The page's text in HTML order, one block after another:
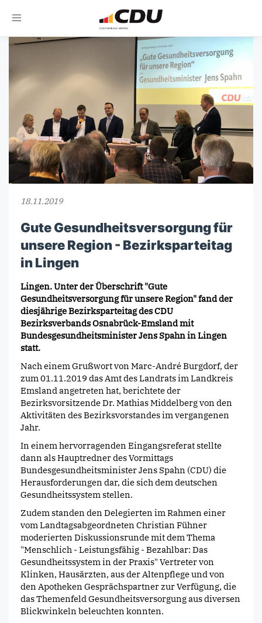
Toggle
18.11.2019
Gute Gesundheitsversorgung für
unsere Region - Bezirksparteitag
in Lingen
Lingen. Unter der Überschrift "Gute
Gesundheitsversorgung für unsere Region" fand der
diesjährige Bezirksparteitag des CDU
Bezirksverbands Osnabrück-Emsland mit
Bundesgesundheitsminister Jens Spahn in Lingen
statt.
Nach einem Grußwort von Marc-André Burgdorf, der
zum 01.11.2019 das Amt des Landrats im Landkreis
Emsland angetreten hat, berichtete der
Bezirksvorsitzende Dr. Mathias Middelberg von den
Aktivitäten des Bezirksvorstandes im vergangenen
Jahr.
In einem hervorragenden Eingangsreferat stellte
dann als Hauptredner des Vormittags
Bundesgesundheitsminister Jens Spahn (CDU) die
Herausforderungen dar, die sich dem deutschen
Gesundheitssystem stellen.
Zudem standen den Delegierten im Rahmen einer
vom Landtagsabgeordneten Christian Fühner
moderierten Diskussionsrunde mit dem Thema
"Menschlich - Leistungsfähig - Bezahlbar: Das
Gesundheitssystem in der Praxis" Vertreter von
Klinken, Hausärzten, aus der Altenpflege und von
den Apotheken Gesprächspartner zur Verfügung, die
das Themenfeld Gesundheitsversorgung aus diversen
Blickwinkeln beleuchten konnten.